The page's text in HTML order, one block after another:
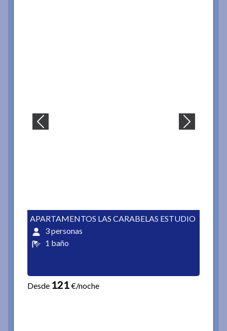
APARTAMENTOS LAS CARABELAS ESTUDIO
3 personas
1 baño
Desde 121€/noche